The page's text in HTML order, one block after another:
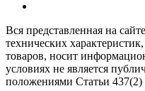
Вся представленная на
технических
товаров, носит
условиях не является
положениями Статьи 437(2)